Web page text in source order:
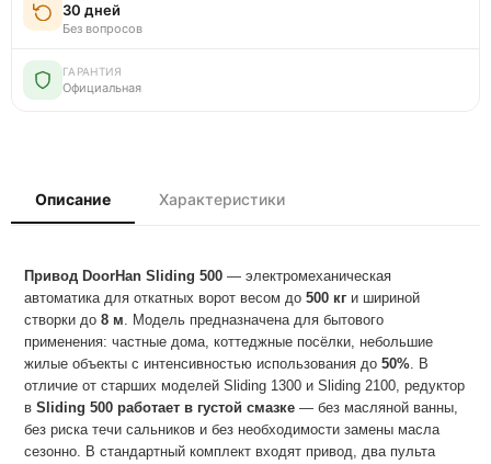
30 дней
Без вопросов
ГАРАНТИЯ
Официальная
Описание Характеристики
Привод DoorHan Sliding 500 — электромеханическая
автоматика для откатных ворот весом до 500 кг и шириной
створки до 8 м. Модель предназначена для бытового
применения: частные дома, коттеджные посёлки, небольшие
жилые объекты с интенсивностью использования до 50%. В
отличие от старших моделей Sliding 1300 и Sliding 2100, редуктор
в Sliding 500 работает в густой смазке — без масляной ванны,
без риска течи сальников и без необходимости замены масла
сезонно. В стандартный комплект входят привод, два пульта